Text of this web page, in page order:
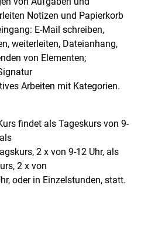
Notizen und Papierkorb
E-Mail schreiben,
weiterleiten, Dateianhang,
von Elementen;
Arbeiten mit Kategorien.
findet als Tageskurs von 9-
2 x von 9-12 Uhr, als
2 x von
oder in Einzelstunden, statt.